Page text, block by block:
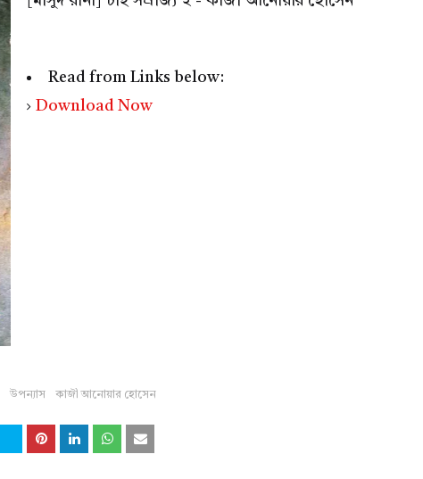
Read from Links below:
Download Now
উপন্যাস কাজী আনোয়ার হোসেন